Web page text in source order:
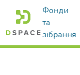
Фонди
та
зібрання